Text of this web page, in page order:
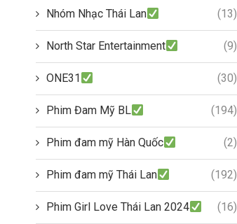
Nhóm Nhạc Thái Lan (13)
North Star Entertainment (9)
ONE31 (30)
Phim Đam Mỹ BL (194)
Phim đam mỹ Hàn Quốc (2)
Phim đam mỹ Thái Lan (192)
Phim Girl Love Thái Lan 2024 (16)